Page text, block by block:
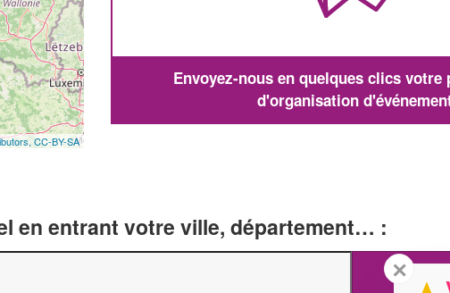
CC-BY-SA
Envoyez-nous en quelques clics votre
d'organisation
en entrant votre ville, département… :
✕